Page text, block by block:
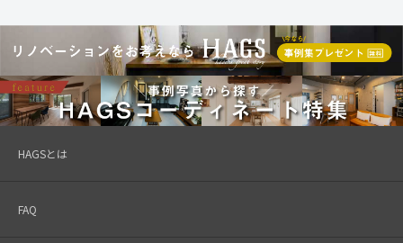
HAGSとは
FAQ